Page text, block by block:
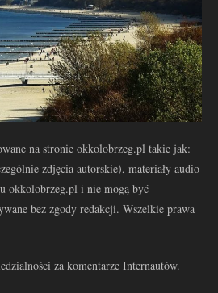
na stronie okkolobrzeg.pl takie jak:
zdjęcia autorskie), materiały audio
okkolobrzeg.pl i nie mogą być
bez zgody redakcji. Wszelkie prawa
za komentarze Internautów.